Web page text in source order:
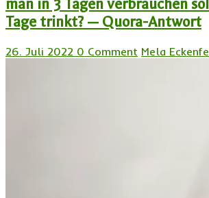
man in 3 Tagen verbrauchen
Tage trinkt? — Quora-Antwort
26. Juli 2022 0 Comment Mela